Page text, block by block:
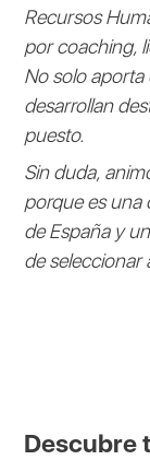
Recursos
por coaching,
No solo aporta
desarrollan
puesto.
Sin duda,
porque es una
de España y
de seleccionar
Descubre